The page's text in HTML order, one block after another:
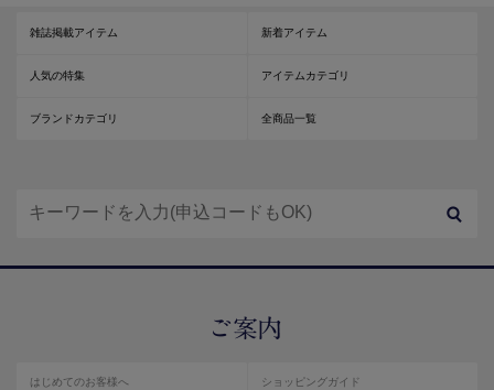
雑誌掲載アイテム 新着アイテム
人気の特集 アイテムカテゴリ
ブランドカテゴリ 全商品一覧
はじめてのお客様へ ショッピングガイド